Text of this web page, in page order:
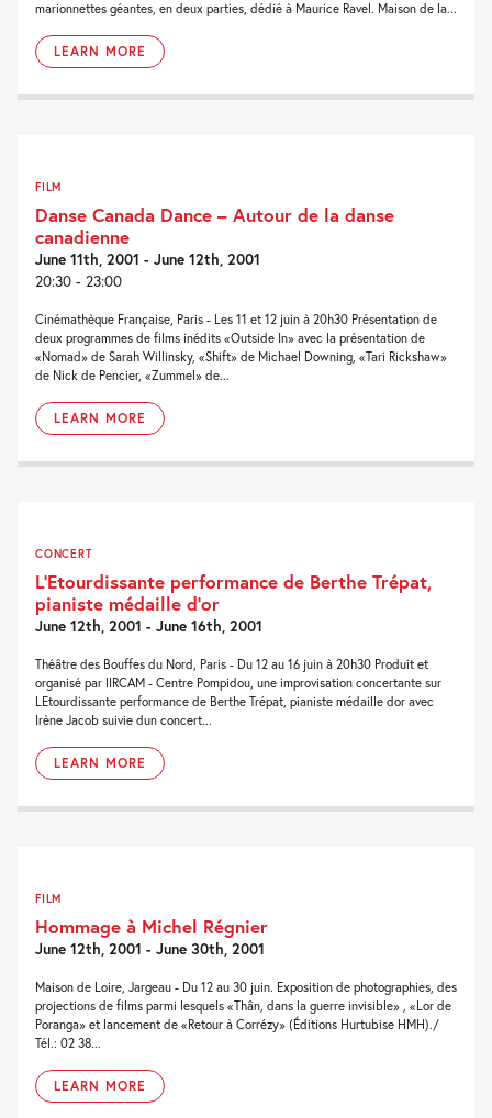
marionnettes géantes, en deux parties, dédié à Maurice Ravel. Maison de la...
LEARN MORE
FILM
Danse Canada Dance – Autour de la danse
canadienne
June 11th, 2001 - June 12th, 2001
20:30 - 23:00
Cinémathèque Française, Paris - Les 11 et 12 juin à 20h30 Présentation de
deux programmes de films inédits «Outside In» avec la présentation de
«Nomad» de Sarah Willinsky, «Shift» de Michael Downing, «Tari Rickshaw»
de Nick de Pencier, «Zummel» de...
LEARN MORE
CONCERT
L’Etourdissante performance de Berthe Trépat,
pianiste médaille d’or
June 12th, 2001 - June 16th, 2001
Théâtre des Bouffes du Nord, Paris - Du 12 au 16 juin à 20h30 Produit et
organisé par lIRCAM - Centre Pompidou, une improvisation concertante sur
LEtourdissante performance de Berthe Trépat, pianiste médaille dor avec
Irène Jacob suivie dun concert...
LEARN MORE
FILM
Hommage à Michel Régnier
June 12th, 2001 - June 30th, 2001
Maison de Loire, Jargeau - Du 12 au 30 juin. Exposition de photographies, des
projections de films parmi lesquels «Thân, dans la guerre invisible» , «Lor de
Poranga» et lancement de «Retour à Corrézy» (Éditions Hurtubise HMH)./
Tél.: 02 38...
LEARN MORE